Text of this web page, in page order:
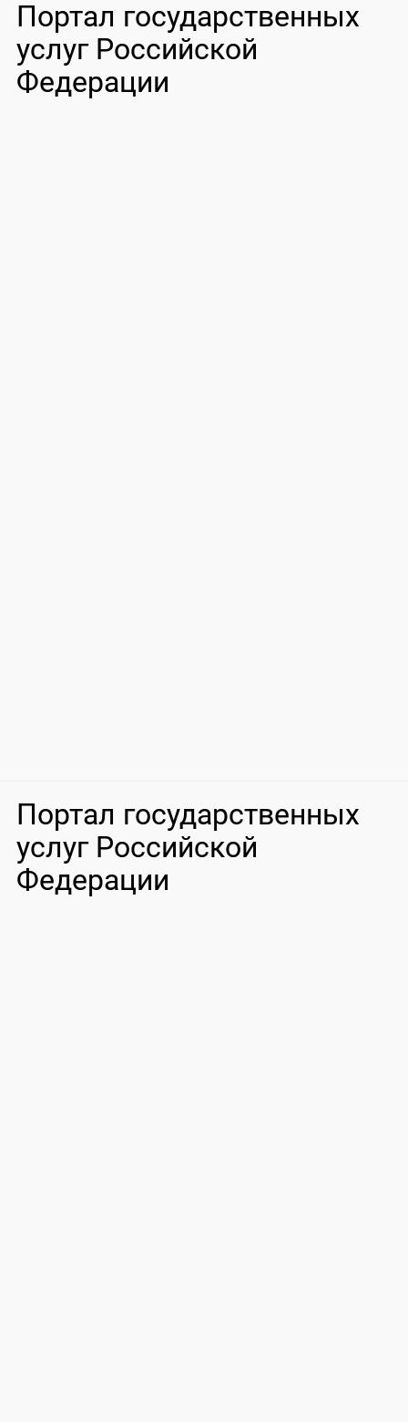
Портал государственных
услуг Российской
Федерации
Портал государственных
услуг Российской
Федерации